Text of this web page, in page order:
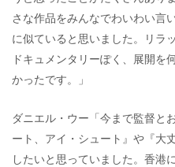
さな作品をみんなでわいわい言
に似ていると思いました。リラ
ドキュメンタリーぽく、展開を
かったです。」
ダニエル・ウー「今まで監督と
ート、アイ・シュート』や『大
したいと思っていました。香港